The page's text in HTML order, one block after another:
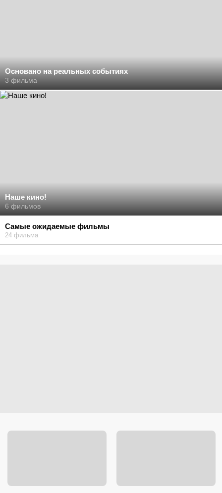
Самые ожидаемые фильмы
24 фильма
Основано на реальных событиях
3 фильма
Наше кино!
6 фильмов